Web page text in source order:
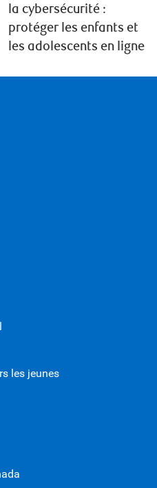
la cybersécurité :
protéger les enfants et
les adolescents en ligne
les jeunes